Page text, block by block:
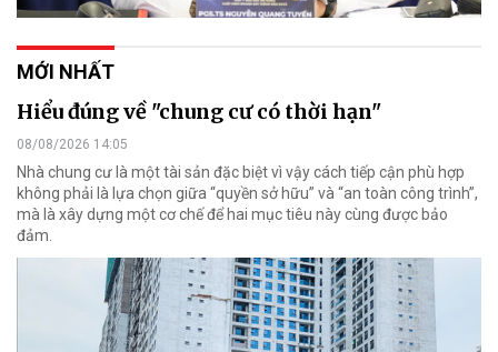
MỚI NHẤT
Hiểu đúng về "chung cư có thời hạn"
08/08/2026 14:05
Nhà chung cư là một tài sản đặc biệt vì vậy cách tiếp cận phù hợp
không phải là lựa chọn giữa “quyền sở hữu” và “an toàn công trình”,
mà là xây dựng một cơ chế để hai mục tiêu này cùng được bảo
đảm.